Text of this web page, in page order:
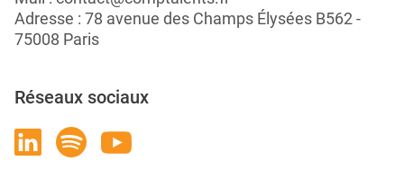
Adresse : 78 avenue des Champs Élysées B562 -
75008 Paris
Réseaux sociaux